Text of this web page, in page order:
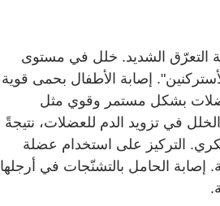
التعرّق الشديد. خلل في مستوى
إصابة الأطفال بحمى قوية
بشكل مستمر وقوي مثل
في تزويد الدم للعضلات، نتيجةً
التركيز على استخدام عضلة
الحامل بالتشنّجات في أرجلها
.